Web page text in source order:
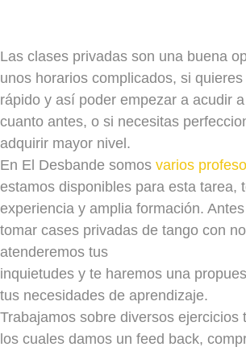
MIÉRCOLES
SÁBADO
LUNES
MARTES
MIÉRCOLES
Las clases privadas son una buena
unos horarios complicados, si
rápido y así poder empezar a acudir
cuanto antes, o si necesitas
adquirir mayor nivel.
En El Desbande somos varios
estamos disponibles para esta tarea,
experiencia y amplia formación.
tomar cases privadas de tango con
atenderemos tus
inquietudes y te haremos una
tus necesidades de aprendizaje.
Trabajamos sobre diversos ejercicios
los cuales damos un feed back,